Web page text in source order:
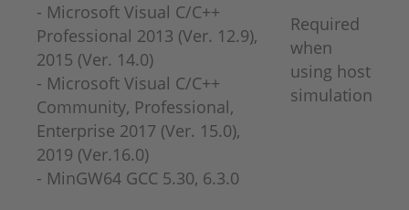
- Microsoft Visual C/C++
Professional 2013 (Ver. 12.9),
2015 (Ver. 14.0)
- Microsoft Visual C/C++
Community, Professional,
Enterprise 2017 (Ver. 15.0),
2019 (Ver.16.0)
​​​​​​​- MinGW64 GCC 5.30, 6.3.0
Required
when
using host
simulation